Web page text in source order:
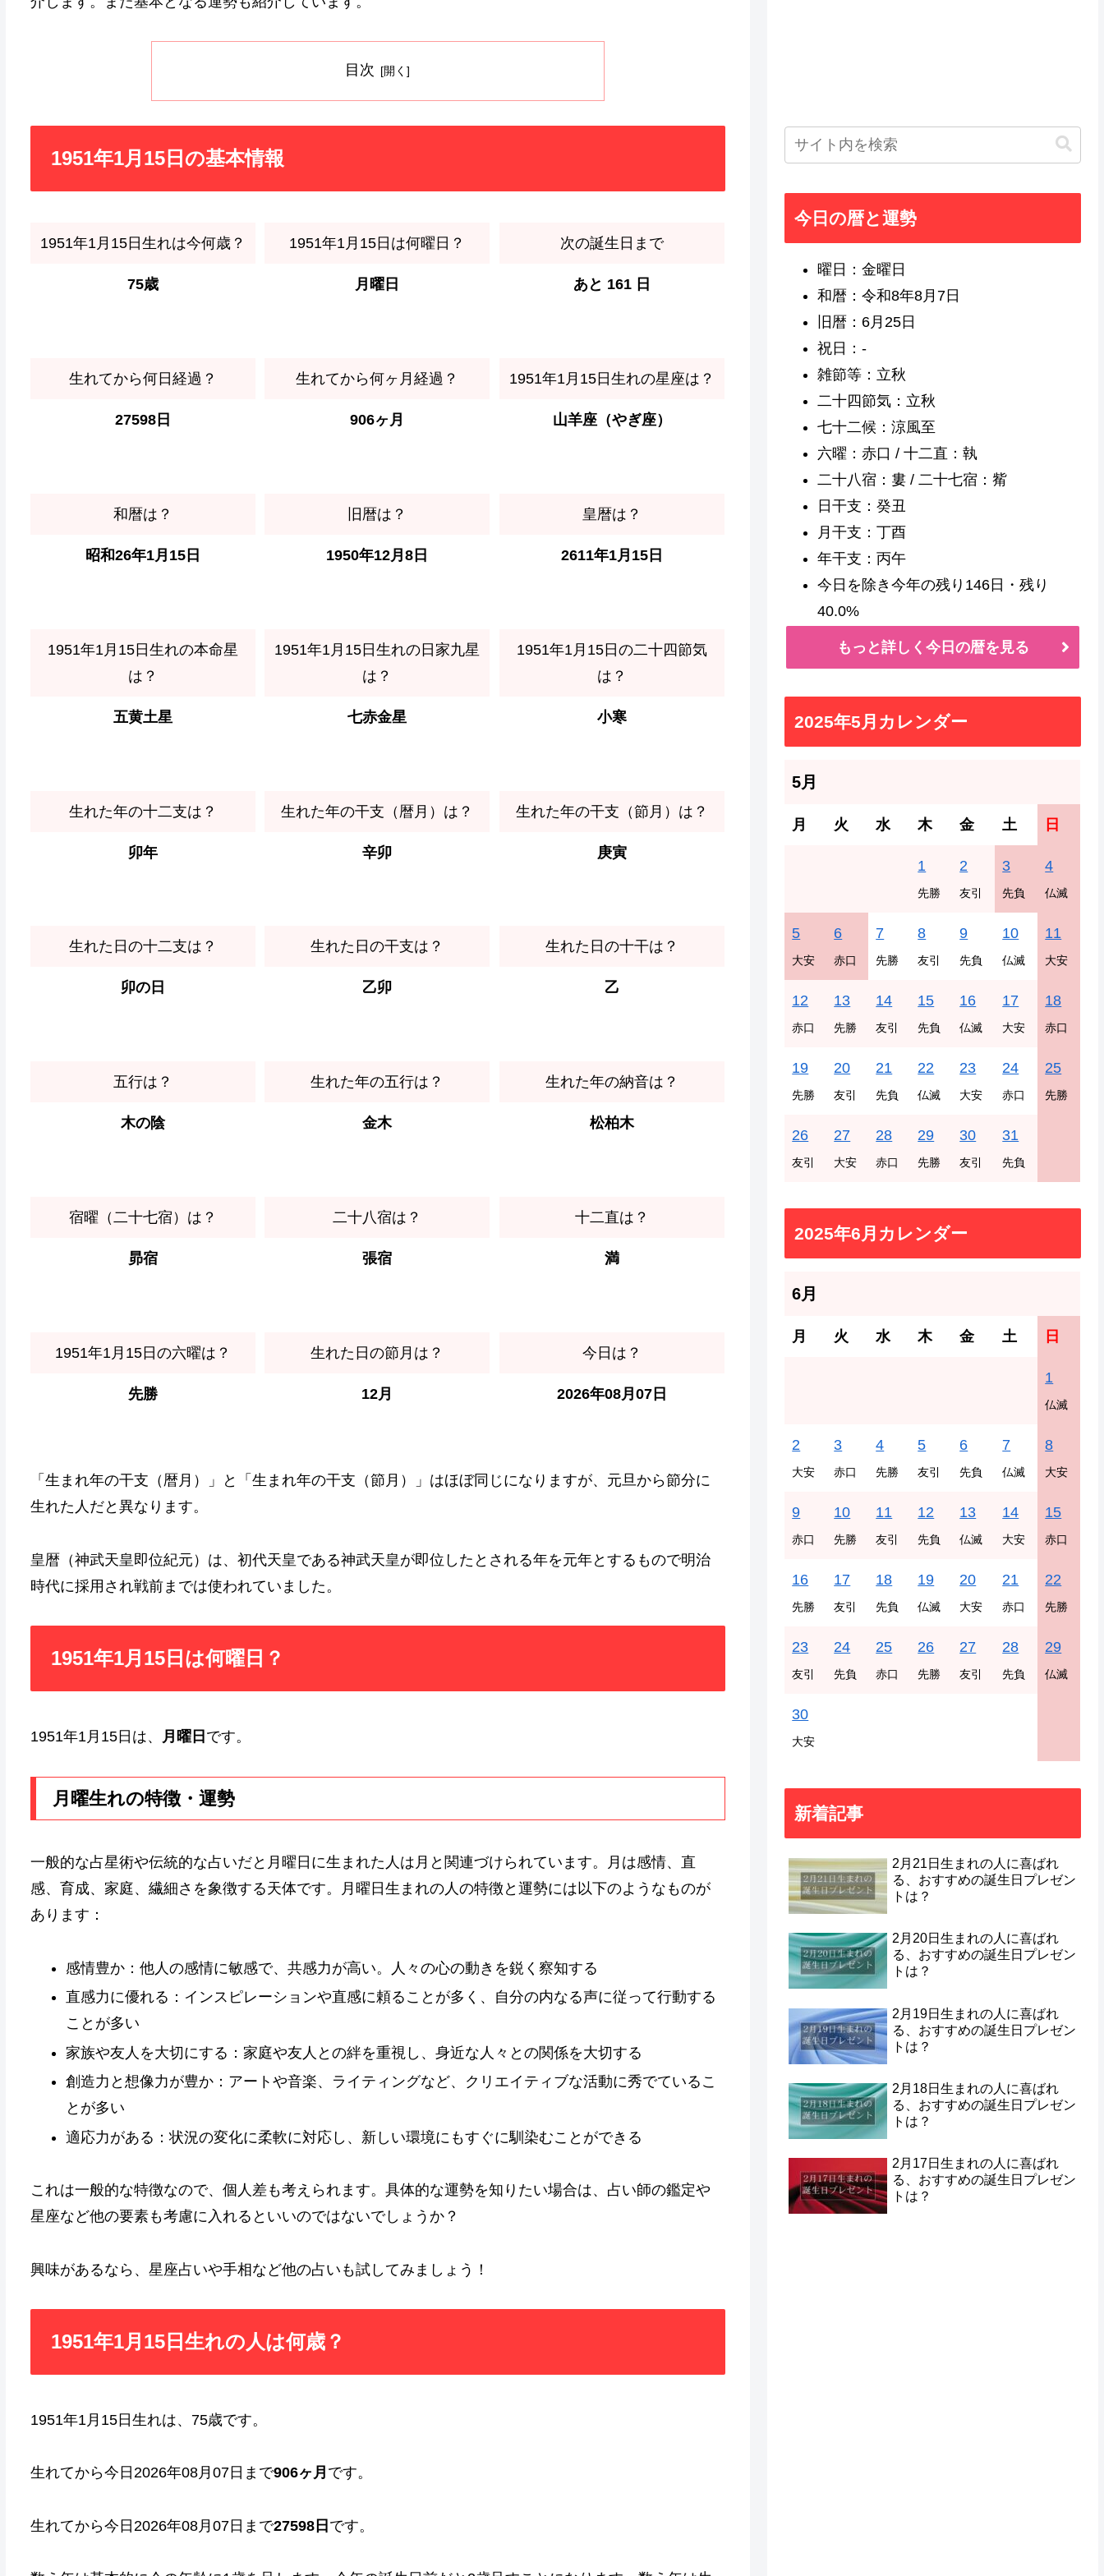
目次
1951年1月15日の基本情報
1951年1月15日生れは今何歳？
75歳
1951年1月15日は何曜日？
月曜日
次の誕生日まで
あと 161 日
生れてから何日経過？
27598日
生れてから何ヶ月経過？
906ヶ月
1951年1月15日生れの星座は？
山羊座（やぎ座）
和暦は？
昭和26年1月15日
旧暦は？
1950年12月8日
皇暦は？
2611年1月15日
1951年1月15日生れの本命星
は？
五黄土星
1951年1月15日生れの日家九星
は？
七赤金星
1951年1月15日の二十四節気
は？
小寒
生れた年の十二支は？
卯年
生れた年の干支（暦月）は？
辛卯
生れた年の干支（節月）は？
庚寅
生れた日の十二支は？
卯の日
生れた日の干支は？
乙卯
生れた日の十干は？
乙
五行は？
木の陰
生れた年の五行は？
金木
生れた年の納音は？
松柏木
宿曜（二十七宿）は？
昴宿
二十八宿は？
張宿
十二直は？
満
1951年1月15日の六曜は？
先勝
生れた日の節月は？
12月
今日は？
2026年08月07日
「生まれ年の干支（暦月）」と「生まれ年の干支（節月）」はほぼ同じになりますが、元旦から節分に
生れた人だと異なります。
皇暦（神武天皇即位紀元）は、初代天皇である神武天皇が即位したとされる年を元年とするもので明治
時代に採用され戦前までは使われていました。
1951年1月15日は何曜日？
1951年1月15日は、 月曜日 です。
月曜生れの特徴・運勢
一般的な占星術や伝統的な占いだと月曜日に生まれた人は月と関連づけられています。月は感情、直
感、育成、家庭、繊細さを象徴する天体です。月曜日生まれの人の特徴と運勢には以下のようなものが
あります：
感情豊か：他人の感情に敏感で、共感力が高い。人々の心の動きを鋭く察知する
直感力に優れる：インスピレーションや直感に頼ることが多く、自分の内なる声に従って行動する
ことが多い
家族や友人を大切にする：家庭や友人との絆を重視し、身近な人々との関係を大切する
創造力と想像力が豊か：アートや音楽、ライティングなど、クリエイティブな活動に秀でているこ
とが多い
適応力がある：状況の変化に柔軟に対応し、新しい環境にもすぐに馴染むことができる
これは一般的な特徴なので、個人差も考えられます。具体的な運勢を知りたい場合は、占い師の鑑定や
星座など他の要素も考慮に入れるといいのではないでしょうか？
興味があるなら、星座占いや手相など他の占いも試してみましょう！
1951年1月15日生れの人は何歳？
1951年1月15日生れは、75歳です。
生れてから今日2026年08月07日まで906ヶ月 です。
生れてから今日2026年08月07日まで27598日 です。
今日の暦と運勢
曜日：金曜日
和暦：令和8年8月7日
旧暦：6月25日
祝日：-
雑節等：立秋
二十四節気：立秋
七十二候：涼風至
六曜：赤口 / 十二直：執
二十八宿：婁 / 二十七宿：觜
日干支：癸丑
月干支：丁酉
年干支：丙午
今日を除き今年の残り146日・残り
40.0%
もっと詳しく今日の暦を見る
2025年5月カレンダー
5月
月 火 水 木 金 土 日
1
先勝
2
友引
3
先負
4
仏滅
5
大安
6
赤口
7
先勝
8
友引
9
先負
10
仏滅
11
大安
12
赤口
13
先勝
14
友引
15
先負
16
仏滅
17
大安
18
赤口
19
先勝
20
友引
21
先負
22
仏滅
23
大安
24
赤口
25
先勝
26
友引
27
大安
28
赤口
29
先勝
30
友引
31
先負
2025年6月カレンダー
6月
月 火 水 木 金 土 日
1
仏滅
2
大安
3
赤口
4
先勝
5
友引
6
先負
7
仏滅
8
大安
9
赤口
10
先勝
11
友引
12
先負
13
仏滅
14
大安
15
赤口
16
先勝
17
友引
18
先負
19
仏滅
20
大安
21
赤口
22
先勝
23
友引
24
先負
25
赤口
26
先勝
27
友引
28
先負
29
仏滅
30
大安
新着記事
2月21日生まれの人に喜ばれ
る、おすすめの誕生日プレゼン
トは？
2月20日生まれの人に喜ばれ
る、おすすめの誕生日プレゼン
トは？
2月19日生まれの人に喜ばれ
る、おすすめの誕生日プレゼン
トは？
2月18日生まれの人に喜ばれ
る、おすすめの誕生日プレゼン
トは？
2月17日生まれの人に喜ばれ
る、おすすめの誕生日プレゼン
トは？